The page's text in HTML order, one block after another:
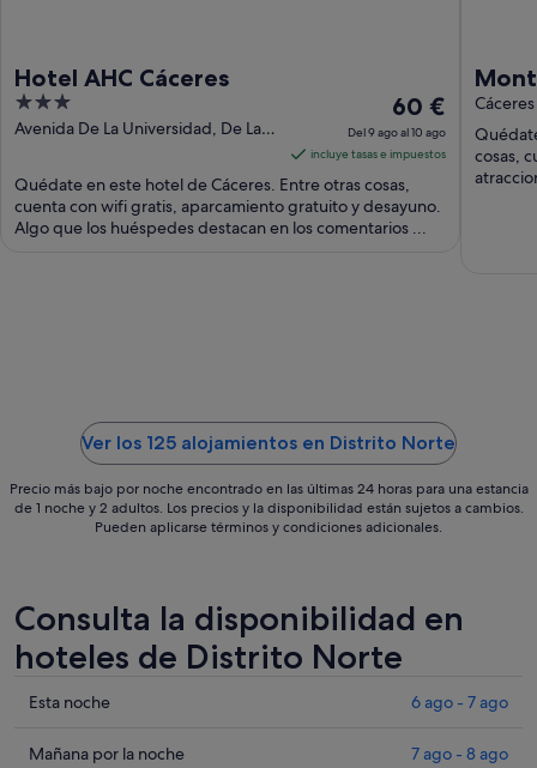
Hotel AHC Cáceres
3
out
5
Avenida De La Universidad, De La
El
precio
es
de
60 €
por
60 €
Del 9 ago al 10 ago
incluye tasas e impuestos
Quédate en este hotel de Cáceres. Entre otras cosas,
cuenta con wifi gratis, aparcamiento gratuito y desayuno.
Algo que los huéspedes destacan en los comentarios ...
Cáceres
cosas,
Ver los 125 alojamientos en Distrito Norte
Precio más bajo por noche encontrado en las últimas 24 horas para una estancia
de 1 noche y 2 adultos. Los precios y la disponibilidad están sujetos a cambios.
Pueden aplicarse términos y condiciones adicionales.
Consulta la disponibilidad en
hoteles de Distrito Norte
Comprueba
precios
Esta noche 6 ago - 7 ago
Comprueba
Mañana por la noche 7 ago - 8 ago